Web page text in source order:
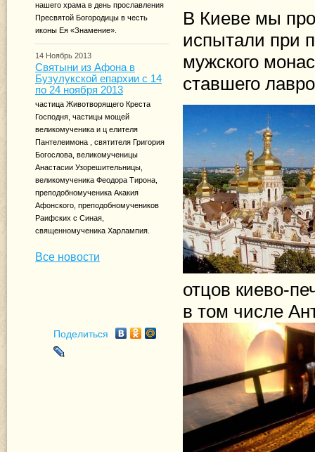
нашего храма в день прославления
Пресвятой Богородицы в честь
иконы Ея «Знамение».
14 Ноябрь 2013
Cвятыни из Афона в
Бузулукской епархии с 14
по 24 ноября 2013
частица Животворящего Креста
Господня, частицы мощей
великомученика и ц елителя
Пантелеимона , святителя Григория
Богослова, великомученицы
Анастасии Узорешительницы,
великомученика Феодора Тирона,
преподобномученика Акакия
Афонского, преподобномучеников
Раифских с Синая,
священномученика Харлампия.
Все новости
Поделиться
В Киеве мы
испытали при
мужского
ставшего
отцов киево-
в том числе